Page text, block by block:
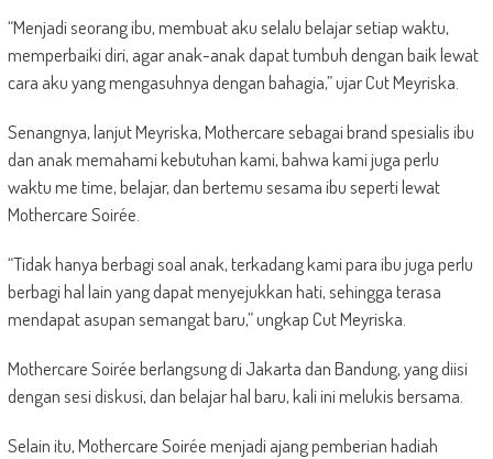
“Menjadi seorang ibu, membuat aku selalu belajar setiap waktu,
memperbaiki diri, agar anak-anak dapat tumbuh dengan baik lewat
cara aku yang mengasuhnya dengan bahagia,” ujar Cut Meyriska.
Senangnya, lanjut Meyriska, Mothercare sebagai brand spesialis ibu
dan anak memahami kebutuhan kami, bahwa kami juga perlu
waktu me time, belajar, dan bertemu sesama ibu seperti lewat
Mothercare Soirée.
“Tidak hanya berbagi soal anak, terkadang kami para ibu juga perlu
berbagi hal lain yang dapat menyejukkan hati, sehingga terasa
mendapat asupan semangat baru,” ungkap Cut Meyriska.
Mothercare Soirée berlangsung di Jakarta dan Bandung, yang diisi
dengan sesi diskusi, dan belajar hal baru, kali ini melukis bersama.
Selain itu, Mothercare Soirée menjadi ajang pemberian hadiah